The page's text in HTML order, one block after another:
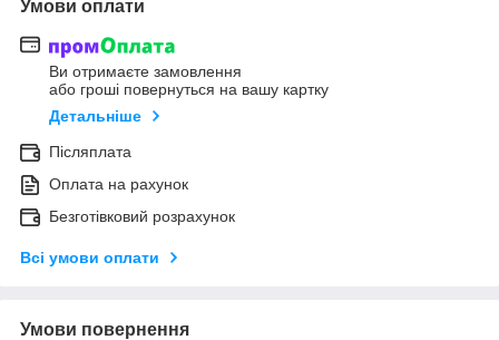
Умови оплати
Ви отримаєте замовлення
або гроші повернуться на вашу картку
Детальніше
Післяплата
Оплата на рахунок
Безготівковий розрахунок
Всі умови оплати
Умови повернення